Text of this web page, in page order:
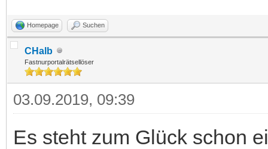
Homepage Suchen
CHalb
Fastnurportalrätsellöser
03.09.2019, 09:39
Es steht zum Glück schon